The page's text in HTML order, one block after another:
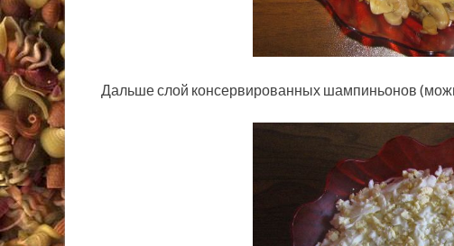
Дальше слой консервированных шампиньонов